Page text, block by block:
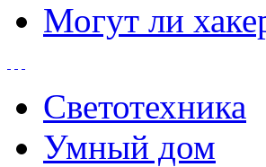
Могут ли
Светотехника
Умный дом